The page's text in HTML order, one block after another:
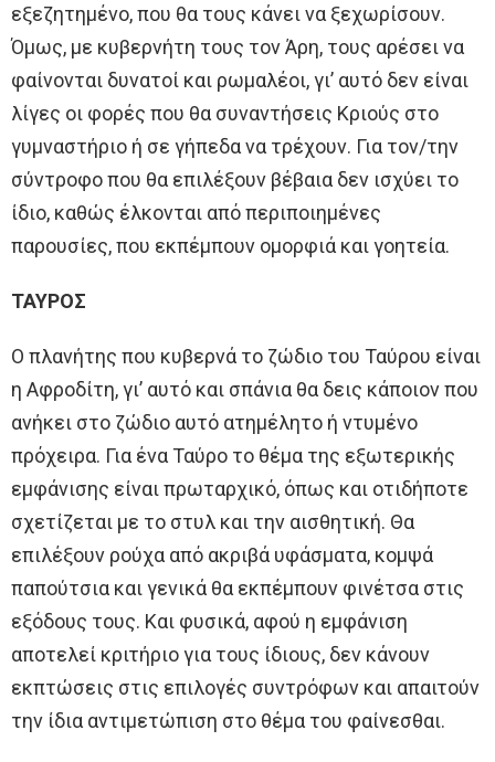
εξεζητημένο, που θα τους κάνει να ξεχωρίσουν.
Όμως, με κυβερνήτη τους τον Άρη, τους αρέσει να
φαίνονται δυνατοί και ρωμαλέοι, γι’ αυτό δεν είναι
λίγες οι φορές που θα συναντήσεις Κριούς στο
γυμναστήριο ή σε γήπεδα να τρέχουν. Για τον/την
σύντροφο που θα επιλέξουν βέβαια δεν ισχύει το
ίδιο, καθώς έλκονται από περιποιημένες
παρουσίες, που εκπέμπουν ομορφιά και γοητεία.
ΤΑΥΡΟΣ
Ο πλανήτης που κυβερνά το ζώδιο του Ταύρου είναι
η Αφροδίτη, γι’ αυτό και σπάνια θα δεις κάποιον που
ανήκει στο ζώδιο αυτό ατημέλητο ή ντυμένο
πρόχειρα. Για ένα Ταύρο το θέμα της εξωτερικής
εμφάνισης είναι πρωταρχικό, όπως και οτιδήποτε
σχετίζεται με το στυλ και την αισθητική. Θα
επιλέξουν ρούχα από ακριβά υφάσματα, κομψά
παπούτσια και γενικά θα εκπέμπουν φινέτσα στις
εξόδους τους. Και φυσικά, αφού η εμφάνιση
αποτελεί κριτήριο για τους ίδιους, δεν κάνουν
εκπτώσεις στις επιλογές συντρόφων και απαιτούν
την ίδια αντιμετώπιση στο θέμα του φαίνεσθαι.